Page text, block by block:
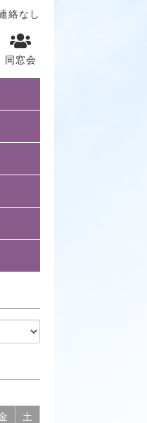
絡なし
同窓会
土